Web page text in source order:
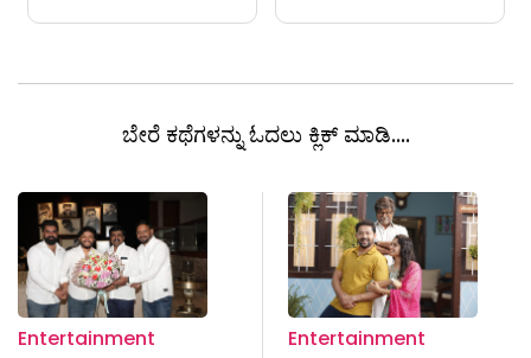
ಬೇರೆ ಕಥೆಗಳನ್ನು ಓದಲು ಕ್ಲಿಕ್ ಮಾಡಿ....
Entertainment
Entertainment